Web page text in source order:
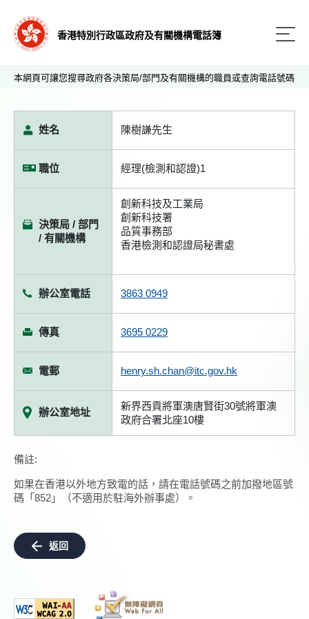
香港特別行政區政府及有關機構電話簿
本網頁可讓您搜尋政府各決策局/部門及有關機構的職員或查詢電話號碼
姓名 陳樹謙先生
職位 經理(檢測和認證)1
決策局 / 部門
/ 有關機構
創新科技及工業局
創新科技署
品質事務部
香港檢測和認證局秘書處
辦公室電話 3863 0949
傳真 3695 0229
電郵 henry.sh.chan@itc.gov.hk
辦公室地址
新界西貢將軍澳唐賢街30號將軍澳
政府合署北座10樓
備註:
如果在香港以外地方致電的話，請在電話號碼之前加撥地區號
碼「852」（不適用於駐海外辦事處）。
返回